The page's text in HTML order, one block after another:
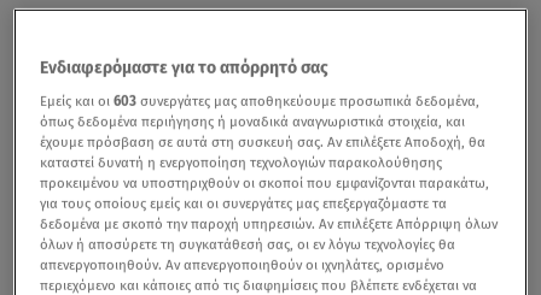
Ενδιαφερόμαστε για το απόρρητό σας
Εμείς και οι603 συνεργάτες μας αποθηκεύουμε προσωπικά δεδομένα,
όπως δεδομένα περιήγησης ή μοναδικά αναγνωριστικά στοιχεία, και
έχουμε πρόσβαση σε αυτά στη συσκευή σας. Αν επιλέξετε Αποδοχή, θα
καταστεί δυνατή η ενεργοποίηση τεχνολογιών παρακολούθησης
προκειμένου να υποστηριχθούν οι σκοποί που εμφανίζονται παρακάτω,
για τους οποίους εμείς και οι συνεργάτες μας επεξεργαζόμαστε τα
δεδομένα με σκοπό την παροχή υπηρεσιών. Αν επιλέξετε Απόρριψη όλων
όλων ή αποσύρετε τη συγκατάθεσή σας, οι εν λόγω τεχνολογίες θα
απενεργοποιηθούν. Αν απενεργοποιηθούν οι ιχνηλάτες, ορισμένο
περιεχόμενο και κάποιες από τις διαφημίσεις που βλέπετε ενδέχεται να